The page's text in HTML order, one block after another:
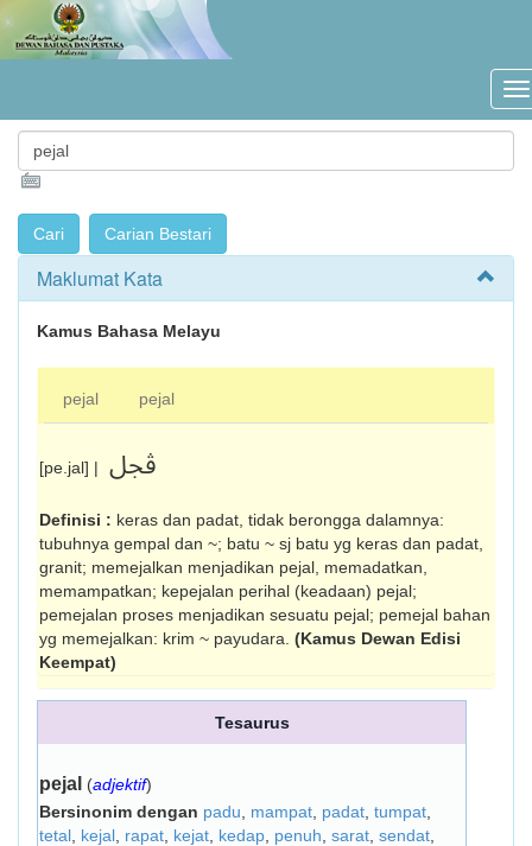
Maklumat Kata
Kamus Bahasa Melayu
pejal pejal
[pe.jal] | ڤجل
Definisi : keras dan padat, tidak berongga dalam­nya:
tubuhnya gempal dan ~; batu ~ sj batu yg keras dan padat,
granit; memejalkan menjadikan pejal, memadat­kan,
memampatkan; kepejalan perihal (keadaan) pejal;
pemejalan proses menjadikan sesuatu pejal; pemejal bahan
yg memejalkan: krim ~ payudara. (Kamus Dewan Edisi
Keempat)
Tesaurus
pejal (adjektif)
Bersinonim dengan padu mampat padat tumpat
tetal kejal rapat kejat kedap penuh sarat sendat